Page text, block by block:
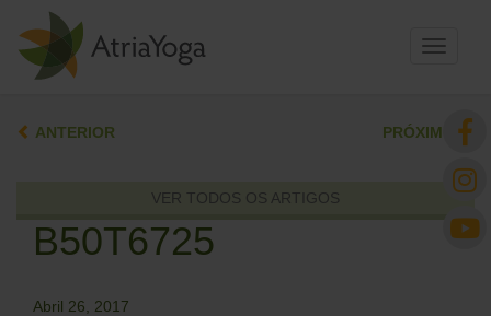
Toggle
ANTERIOR PRÓXIMO
VER TODOS OS ARTIGOS
B50T6725
Abril 26, 2017